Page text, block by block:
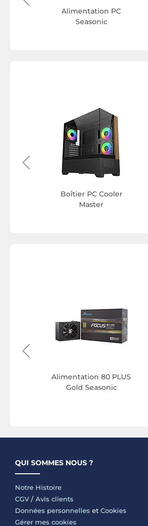
Alimentation PC
Seasonic
Boîtier PC Cooler
Master
Alimentation 80 PLUS
Gold Seasonic
QUI SOMMES NOUS ?
Notre Histoire
CGV / Avis clients
Données personnelles et Cookies
Gérer mes cookies